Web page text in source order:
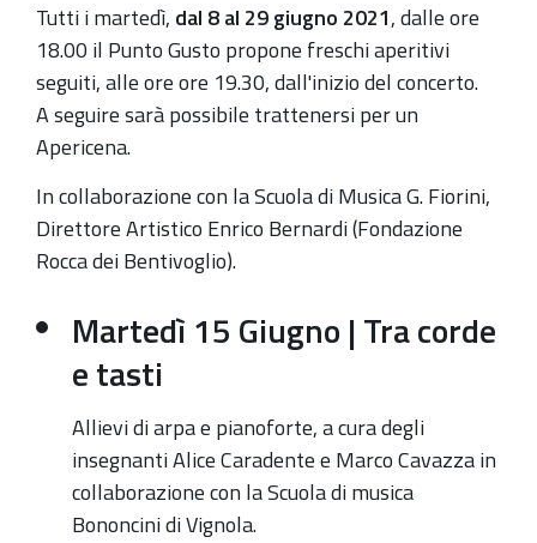
15T22:00:00+02:00
La
Primavera
dei
talenti
Tutti i martedì, dal 8 al 29 giugno 2021, dalle ore
18.00 il Punto Gusto propone freschi aperitivi
seguiti, alle oreore 19.30, dall'inizio del concerto.
A seguire sarà possibile trattenersi per un
Apericena.
In collaborazione con la Scuola di Musica G. Fiorini,
Direttore Artistico Enrico Bernardi (Fondazione
Rocca dei Bentivoglio).
Martedì 15 Giugno | Tra corde
e tasti
Allievi di arpa e pianoforte, a cura degli
insegnanti Alice Caradente e Marco Cavazza in
collaborazione con la Scuola di musica
Bononcini di Vignola.